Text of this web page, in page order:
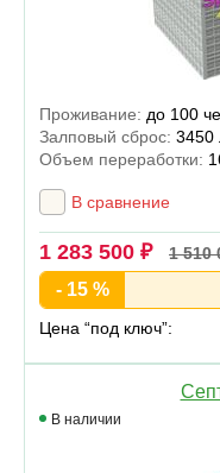
Проживание: до 100
Залповый сброс: 3450
Объем переработки:
В сравнение
1 283 500 ₽ 1 510
- 15 %
Цена “под ключ”:
В наличии